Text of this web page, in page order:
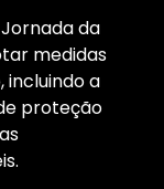
Jornada da
medidas
a
proteção